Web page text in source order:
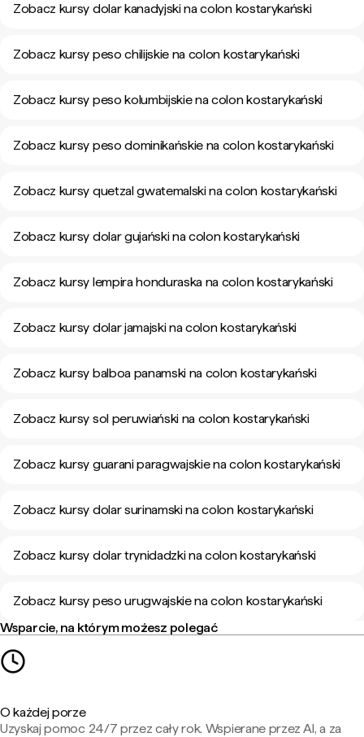
Zobacz kursy dolar kanadyjski na colon kostarykański
Zobacz kursy peso chilijskie na colon kostarykański
Zobacz kursy peso kolumbijskie na colon kostarykański
Zobacz kursy peso dominikańskie na colon kostarykański
Zobacz kursy quetzal gwatemalski na colon kostarykański
Zobacz kursy dolar gujański na colon kostarykański
Zobacz kursy lempira honduraska na colon kostarykański
Zobacz kursy dolar jamajski na colon kostarykański
Zobacz kursy balboa panamski na colon kostarykański
Zobacz kursy sol peruwiański na colon kostarykański
Zobacz kursy guarani paragwajskie na colon kostarykański
Zobacz kursy dolar surinamski na colon kostarykański
Zobacz kursy dolar trynidadzki na colon kostarykański
Zobacz kursy peso urugwajskie na colon kostarykański
Wsparcie, na którym możesz polegać
O każdej porze
Uzyskaj pomoc 24/7 przez cały rok. Wspierane przez AI, a za